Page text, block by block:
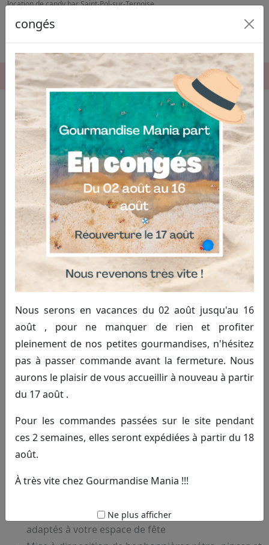
location de candy bar Saint-Pol-sur-Ternoise
congés
Nous serons en vacances du 02 août jusqu'au 16
août , pour ne manquer de rien et profiter
pleinement de nos petites gourmandises, n'hésitez
pas à passer commande avant la fermeture. Nous
aurons le plaisir de vous accueillir à nouveau à partir
du 17 août .
Pour les commandes passées sur le site pendant
ces 2 semaines, elles seront expédiées à partir du 18
août.
À très vite chez Gourmandise Mania !!!
Ne plus afficher
06.04.03.19.74
Location de Candy Bar à Saint-Pol-
sur-Ternoise : créez un buffet de
douceur magique
Vous souhaitez surprendre vos invités avec une
animation gourmande et ultra-tendance ? Notre service
de
location de candy bar à Saint-Pol-sur-Ternoisemet
à votre disposition de magnifiques bars à bonbons en
libre-service pour sublimer vos événements. Qu'il
s'agisse d'un mariage, d'un anniversaire, d'un baptême
ou d'une fête d'entreprise, ce buffet de douceurs
devient le point de ralliement de tous vos convives pour
Une animation gourmande clés en
main pour régaler petits et grands
Le bar à bonbons (ou Candy Bar) est l'atout charme
incontournable pour apporter de la couleur et de la
féerie à votre salle de réception. En choisissant notre
formule delocation de candy bar Saint-Pol-sur-
Ternoise, vous profitez d'une structure élégante et d'un
assortiment de contenants en verre (bonbonnières,
plus qu'à laisser la magie opérer auprès de vos invités.
Structures en bois ou présentoirs modulables
adaptés à votre espace de fête